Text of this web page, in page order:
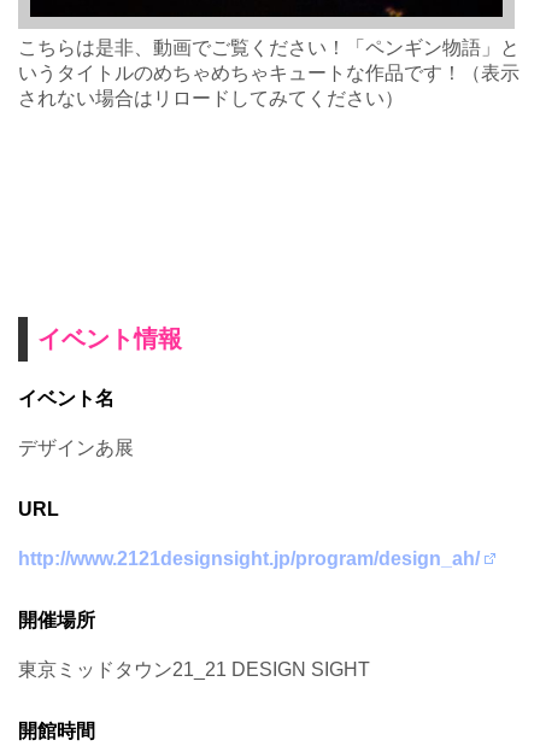
こちらは是非、動画でご覧ください！「ペンギン物語」と
いうタイトルのめちゃめちゃキュートな作品です！（表示
されない場合はリロードしてみてください）
イベント情報
イベント名
デザインあ展
URL
http://www.2121designsight.jp/program/design_ah/
開催場所
東京ミッドタウン21_21 DESIGN SIGHT
開館時間